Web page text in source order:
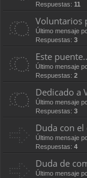
Respuestas: 11
Voluntarios
Último mensaje
Respuestas: 3
Este
Último mensaje
Respuestas: 2
Dedicado a
Último mensaje
Respuestas: 3
Duda con el
Último mensaje
Respuestas: 4
Duda de
Último mensaje